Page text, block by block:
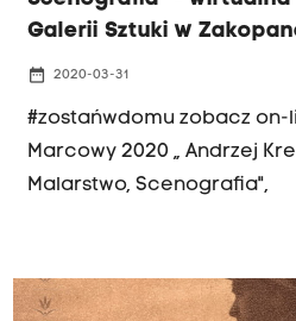
Galerii Sztuki w
date_range 2020-03-31
#zostańwdomu zobacz on-
Marcowy 2020 „ Andrzej Kreütz-Majewski –
Malarstwo, Scenografia",